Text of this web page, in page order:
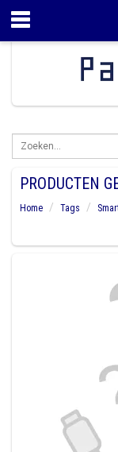
PRODUCTEN
Home Tags